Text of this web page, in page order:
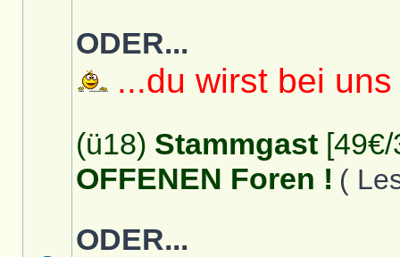
ODER...
...du wirst bei
(ü18) Stammgast
OFFENEN Foren ! (
ODER...